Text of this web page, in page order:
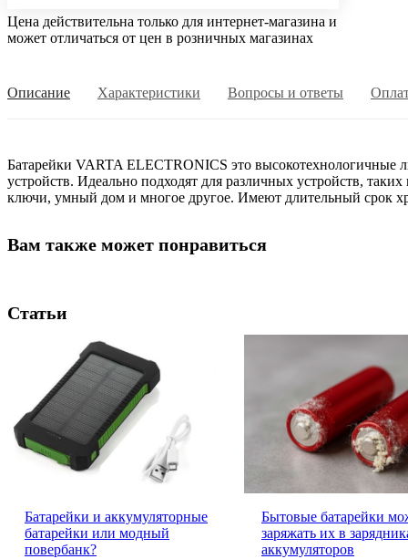
Цена действительна только для интернет-магазина и
может отличаться от цен в розничных магазинах
Описание Характеристики Вопросы и ответы
Батарейки VARTA ELECTRONICS это высокотехнологичные
устройств. Идеально подходят для различных устройств,
ключи, умный дом и многое другое. Имеют длительный срок
Вам также может понравиться
Статьи
Батарейки и аккумуляторные
батарейки или модный
повербанк?
Бытовые батарейки
заряжать их в
аккумуляторов